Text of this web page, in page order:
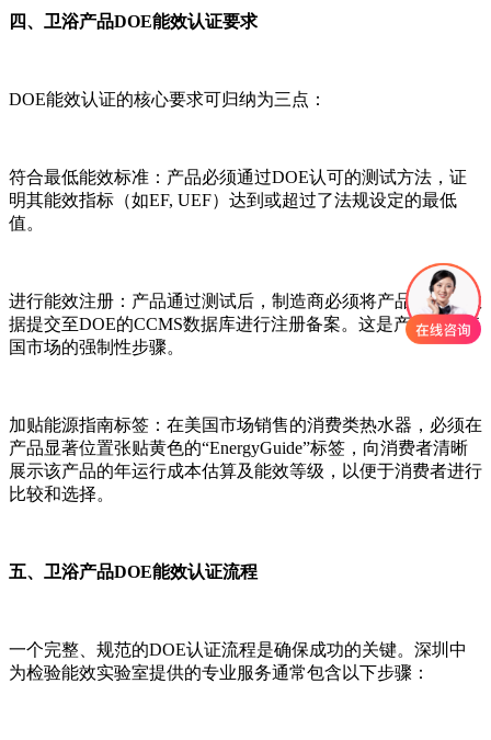
四、卫浴产品DOE能效认证要求
DOE能效认证的核心要求可归纳为三点：
符合最低能效标准：产品必须通过DOE认可的测试方法，证
明其能效指标（如EF, UEF）达到或超过了法规设定的最低
值。
进行能效注册：产品通过测试后，制造商必须将产品的能效数
据提交至DOE的CCMS数据库进行注册备案。这是产品进入美
国市场的强制性步骤。
加贴能源指南标签：在美国市场销售的消费类热水器，必须在
产品显著位置张贴黄色的“EnergyGuide”标签，向消费者清晰
展示该产品的年运行成本估算及能效等级，以便于消费者进行
比较和选择。
五、卫浴产品DOE能效认证流程
一个完整、规范的DOE认证流程是确保成功的关键。深圳中
为检验能效实验室提供的专业服务通常包含以下步骤：